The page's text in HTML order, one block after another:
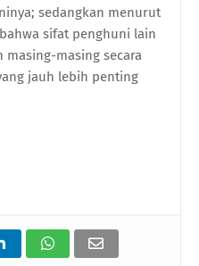
sedangkan menurut
sifat penghuni lain
masing-masing secara
jauh lebih penting